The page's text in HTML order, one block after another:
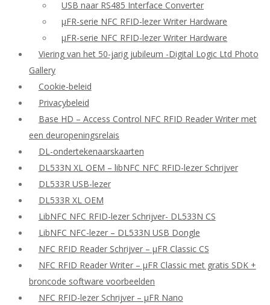
USB naar RS485 Interface Converter
μFR-serie NFC RFID-lezer Writer Hardware
μFR-serie NFC RFID-lezer Writer Hardware
Viering van het 50-jarig jubileum -Digital Logic Ltd Photo
Gallery
Cookie-beleid
Privacybeleid
Base HD – Access Control NFC RFID Reader Writer met
een deuropeningsrelais
DL-ondertekenaarskaarten
DL533N XL OEM – libNFC NFC RFID-lezer Schrijver
DL533R USB-lezer
DL533R XL OEM
LibNFC NFC RFID-lezer Schrijver- DL533N CS
LibNFC NFC-lezer – DL533N USB Dongle
NFC RFID Reader Schrijver – μFR Classic CS
NFC RFID Reader Writer – μFR Classic met gratis SDK +
broncode software voorbeelden
NFC RFID-lezer Schrijver – μFR Nano